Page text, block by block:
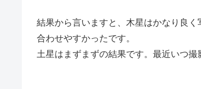
結果から言いますと、木星はかなり良
合わせやすかったです。
土星はまずまずの結果です。最近いつ